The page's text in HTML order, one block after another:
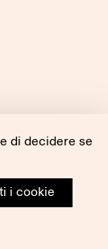
di decidere se
i cookie